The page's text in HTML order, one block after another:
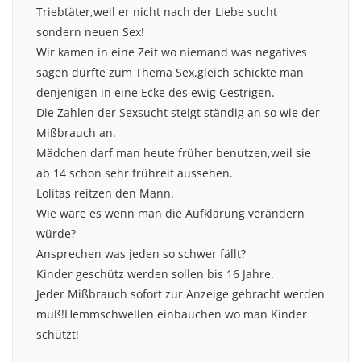
Triebtäter,weil er nicht nach der Liebe sucht
sondern neuen Sex!
Wir kamen in eine Zeit wo niemand was negatives
sagen dürfte zum Thema Sex,gleich schickte man
denjenigen in eine Ecke des ewig Gestrigen.
Die Zahlen der Sexsucht steigt ständig an so wie der
Mißbrauch an.
Mädchen darf man heute früher benutzen,weil sie
ab 14 schon sehr frühreif aussehen.
Lolitas reitzen den Mann.
Wie wäre es wenn man die Aufklärung verändern
würde?
Ansprechen was jeden so schwer fällt?
Kinder geschütz werden sollen bis 16 Jahre.
Jeder Mißbrauch sofort zur Anzeige gebracht werden
muß!Hemmschwellen einbauchen wo man Kinder
schützt!